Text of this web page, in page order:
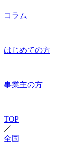
コラム
はじめての方
事業主の方
TOP
／
全国